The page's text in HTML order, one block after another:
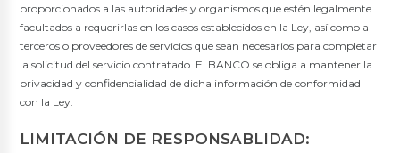
proporcionados a las autoridades y organismos que estén legalmente
facultados a requerirlas en los casos establecidos en la Ley, así como a
terceros o proveedores de servicios que sean necesarios para completar
la solicitud del servicio contratado. El BANCO se obliga a mantener la
privacidad y confidencialidad de dicha información de conformidad
con la Ley.
LIMITACIÓN DE RESPONSABLIDAD: